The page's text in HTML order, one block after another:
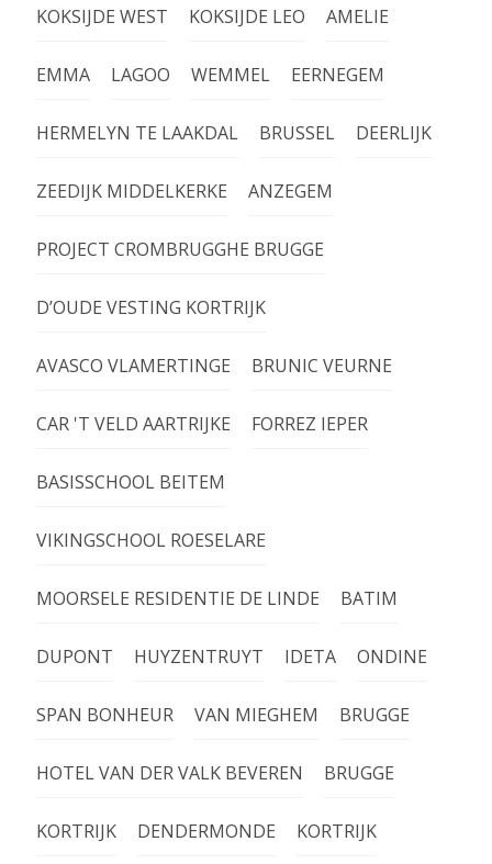
KOKSIJDE WEST KOKSIJDE LEO AMELIE
EMMA LAGOO WEMMEL EERNEGEM
HERMELYN TE LAAKDAL BRUSSEL DEERLIJK
ZEEDIJK MIDDELKERKE ANZEGEM
PROJECT CROMBRUGGHE BRUGGE
D’OUDE VESTING KORTRIJK
AVASCO VLAMERTINGE BRUNIC VEURNE
CAR 'T VELD AARTRIJKE FORREZ IEPER
BASISSCHOOL BEITEM
VIKINGSCHOOL ROESELARE
MOORSELE RESIDENTIE DE LINDE BATIM
DUPONT HUYZENTRUYT IDETA ONDINE
SPAN BONHEUR VAN MIEGHEM BRUGGE
HOTEL VAN DER VALK BEVEREN BRUGGE
KORTRIJK DENDERMONDE KORTRIJK